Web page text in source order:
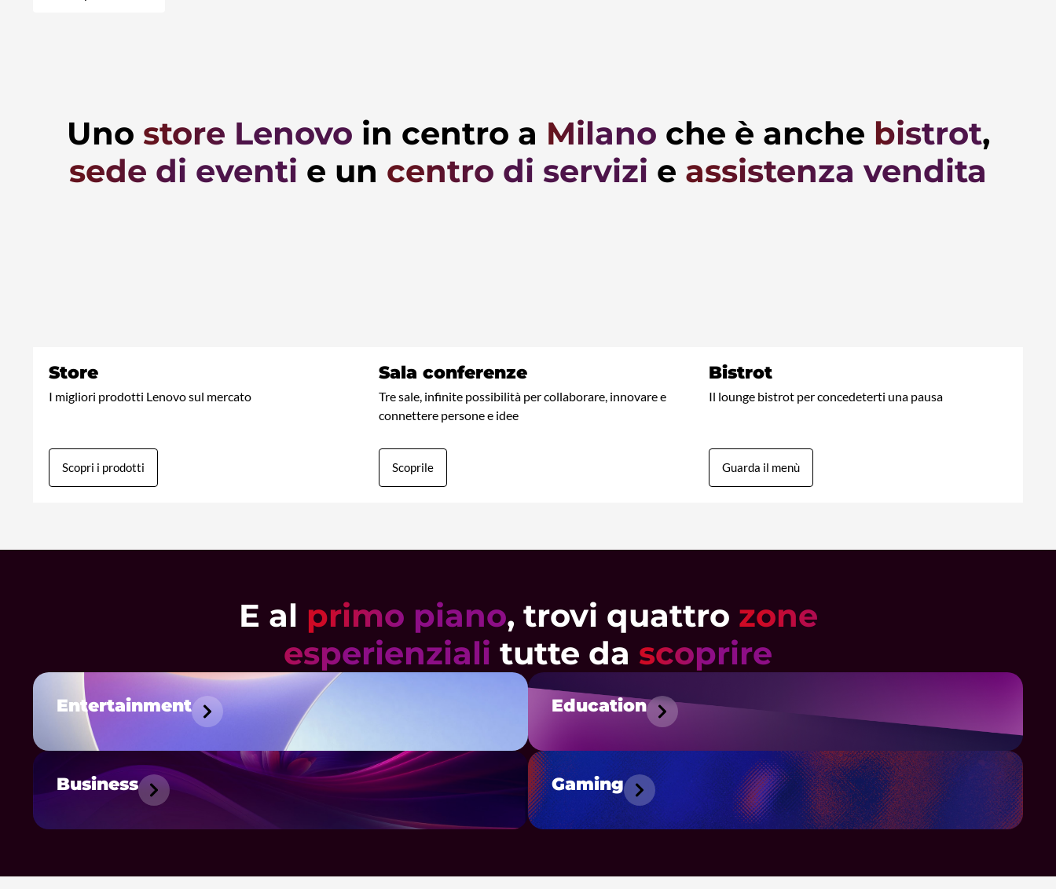
Uno store Lenovo in centro a Milano che è anche bistrot,
sede di eventi e un centro di servizi e assistenza vendita
Store
I migliori prodotti Lenovo sul mercato
Scopri i prodotti
Sala conferenze
Tre sale, infinite possibilità per collaborare, innovare e
connettere persone e idee
Scoprile
Bistrot
Il lounge bistrot per concedeterti una pausa
Guarda il menù
E al primo piano, trovi quattro zone
esperienziali tutte da scoprire
Entertainment Education
Business Gaming